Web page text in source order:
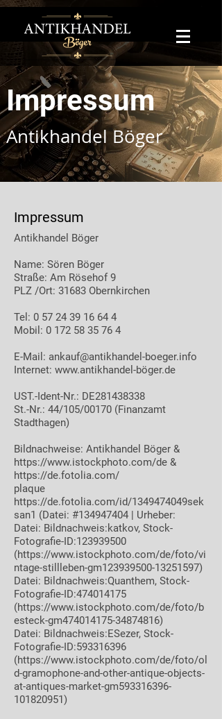
Impressum
Antikhandel Böger
Impressum
Antikhandel Böger
Name: Sören Böger
Straße: Am Rösehof 9
PLZ /Ort: 31683 Obernkirchen
Tel: 0 57 24 39 16 64 4
Mobil: 0 172 58 35 76 4
E-Mail: ankauf@antikhandel-boeger.info
Internet: www.antikhandel-böger.de
UST.-Ident-Nr.: DE281438338
St.-Nr.: 44/105/00170 (Finanzamt
Stadthagen)
Bildnachweise: Antikhandel Böger &
https://www.istockphoto.com/de &
https://de.fotolia.com/
plaque
https://de.fotolia.com/id/1349474049sek
san1 (Datei: #134947404 | Urheber:
Datei: Bildnachweis:katkov, Stock-
Fotografie-ID:123939500
(https://www.istockphoto.com/de/foto/vi
ntage-stillleben-gm123939500-13251597)
Datei: Bildnachweis:Quanthem, Stock-
Fotografie-ID:474014175
(https://www.istockphoto.com/de/foto/b
esteck-gm474014175-34874816)
Datei: Bildnachweis:ESezer, Stock-
Fotografie-ID:593316396
(https://www.istockphoto.com/de/foto/ol
d-gramophone-and-other-antique-objects-
at-antiques-market-gm593316396-
101820951)